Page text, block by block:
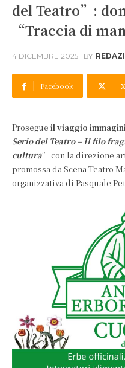
del Teatro”:
“Traccia di
4 DICEMBRE 2025 BY
Facebook X
Prosegue il viaggio
Serio del Teatro – Il filo
cultura” con la direzione
promossa da Scena Teatro
organizzativa di Pasquale